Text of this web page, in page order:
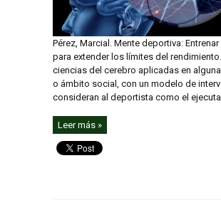
Pérez, Marcial. Mente deportiva:
para extender los límites del
ciencias del cerebro aplicadas en
o ámbito social, con un modelo de
consideran al deportista como el
Leer más »